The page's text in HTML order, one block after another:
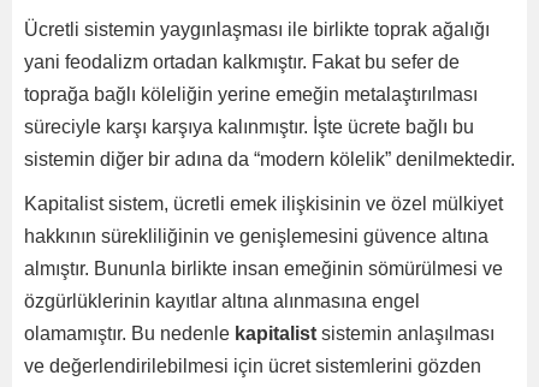
Ücretli sistemin yaygınlaşması ile birlikte toprak ağalığı
yani feodalizm ortadan kalkmıştır. Fakat bu sefer de
toprağa bağlı köleliğin yerine emeğin metalaştırılması
süreciyle karşı karşıya kalınmıştır. İşte ücrete bağlı bu
sistemin diğer bir adına da “modern kölelik” denilmektedir.
Kapitalist sistem, ücretli emek ilişkisinin ve özel mülkiyet
hakkının sürekliliğinin ve genişlemesini güvence altına
almıştır. Bununla birlikte insan emeğinin sömürülmesi ve
özgürlüklerinin kayıtlar altına alınmasına engel
olamamıştır. Bu nedenle kapitalist sistemin anlaşılması
ve değerlendirilebilmesi için ücret sistemlerini gözden